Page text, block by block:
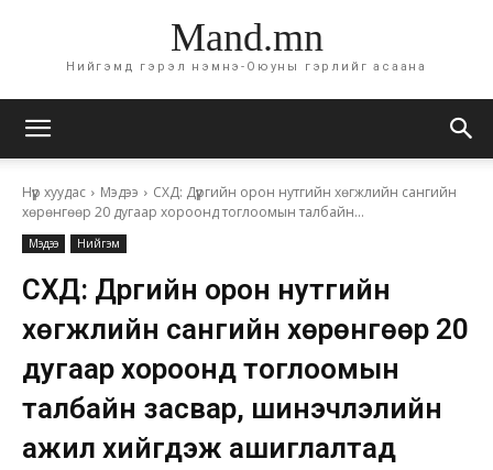
Mand.mn
Нийгэмд гэрэл нэмнэ-Оюуны гэрлийг асаана
Нүүр хуудас Мэдээ
СХД: Дүүргийн орон нутгийн хөгжлийн сангийн
хөрөнгөөр 20 дугаар хороонд тоглоомын талбайн...
Мэдээ Нийгэм
СХД: Дүүргийн орон нутгийн
хөгжлийн сангийн хөрөнгөөр 20
дугаар хороонд тоглоомын
талбайн засвар, шинэчлэлийн
ажил хийгдэж ашиглалтад